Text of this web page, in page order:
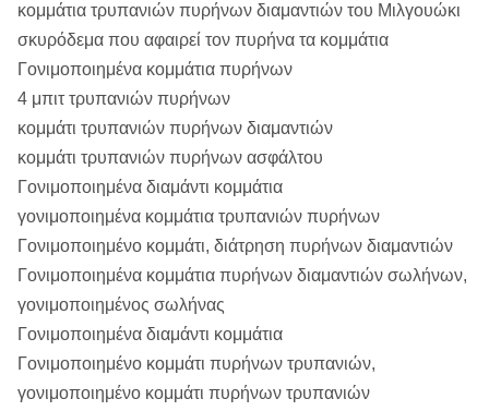
κομμάτια τρυπανιών πυρήνων διαμαντιών του Μιλγουώκι
σκυρόδεμα που αφαιρεί τον πυρήνα τα κομμάτια
Γονιμοποιημένα κομμάτια πυρήνων
4 μπιτ τρυπανιών πυρήνων
κομμάτι τρυπανιών πυρήνων διαμαντιών
κομμάτι τρυπανιών πυρήνων ασφάλτου
Γονιμοποιημένα διαμάντι κομμάτια
γονιμοποιημένα κομμάτια τρυπανιών πυρήνων
Γονιμοποιημένο κομμάτι, διάτρηση πυρήνων διαμαντιών
Γονιμοποιημένα κομμάτια πυρήνων διαμαντιών σωλήνων,
γονιμοποιημένος σωλήνας
Γονιμοποιημένα διαμάντι κομμάτια
Γονιμοποιημένο κομμάτι πυρήνων τρυπανιών,
γονιμοποιημένο κομμάτι πυρήνων τρυπανιών